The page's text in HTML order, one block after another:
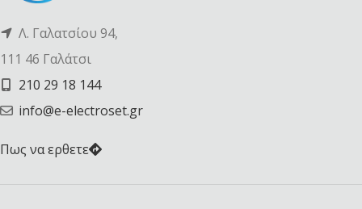
Λ. Γαλατσίου 94,
111 46 Γαλάτσι
210 29 18 144
info@e-electroset.gr
Πως να ερθετε